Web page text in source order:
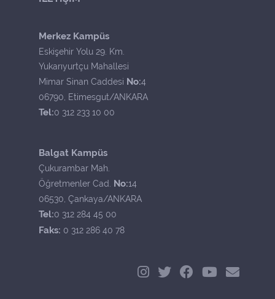
Merkez Kampüs
Eskişehir Yolu 29. Km.
Yukarıyurtçu Mahallesi
Mimar Sinan Caddesi No:4
06790, Etimesgut/ANKARA
Tel:0 312 233 10 00
Balgat Kampüs
Çukurambar Mah.
Öğretmenler Cad. No:14
06530, Çankaya/ANKARA
Tel:0 312 284 45 00
Faks: 0 312 286 40 78